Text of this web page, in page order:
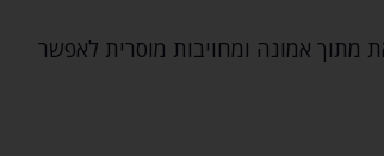
מתוך אמונה ומחויבות מוסרית לאפשר